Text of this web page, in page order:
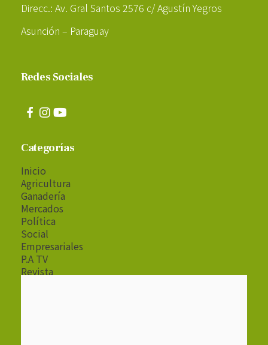
Direcc.: Av. Gral Santos 2576 c/ Agustín Yegros
Asunción – Paraguay
Redes Sociales
Categorías
Inicio
Agricultura
Ganadería
Mercados
Política
Social
Empresariales
P.A TV
Revista